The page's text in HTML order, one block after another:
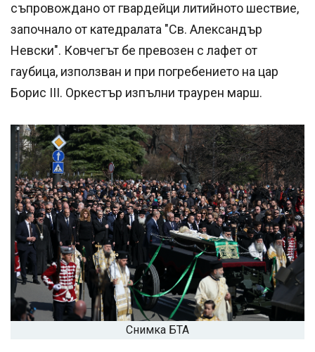
съпровождано от гвардейци литийното шествие,
започнало от катедралата "Св. Александър
Невски". Ковчегът бе превозен с лафет от
гаубица, използван и при погребението на цар
Борис III. Оркестър изпълни траурен марш.
Снимка БТА